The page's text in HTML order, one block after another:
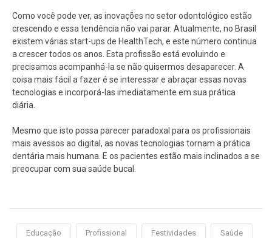
Como você pode ver, as inovações no setor odontológico estão
crescendo e essa tendência não vai parar. Atualmente, no Brasil
existem várias start-ups de HealthTech, e este número continua
a crescer todos os anos. Esta profissão está evoluindo e
precisamos acompanhá-la se não quisermos desaparecer. A
coisa mais fácil a fazer é se interessar e abraçar essas novas
tecnologias e incorporá-las imediatamente em sua prática
diária.
Mesmo que isto possa parecer paradoxal para os profissionais
mais avessos ao digital, as novas tecnologias tornam a prática
dentária mais humana. E os pacientes estão mais inclinados a se
preocupar com sua saúde bucal.
Educação Profissional Festividades Saúde